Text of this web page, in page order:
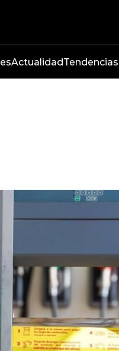
ActualidadTendencias